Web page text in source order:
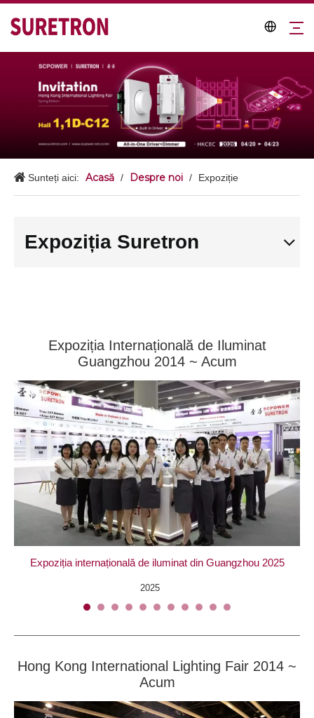
Sunteți aici: Acasă / Despre noi / Expoziție
Expoziția Suretron
Expoziția Internațională de Iluminat
Guangzhou 2014 ~ Acum
Expoziția internațională de iluminat din Guangzhou 2025
2025
Hong Kong International Lighting Fair 2014 ~
Acum